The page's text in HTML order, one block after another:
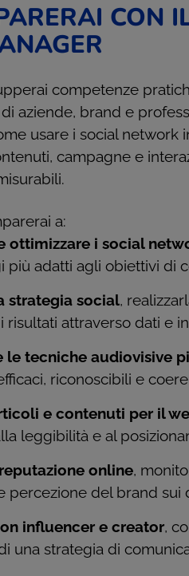
CON
competenze
aziende, brand e
usare i social network
campagne e
a:
ottimizzare i social
più adatti agli obiettivi di
strategia social,
risultati attraverso dati e
le tecniche audiovisive
riconoscibili e
e contenuti per il
leggibilità e al
online,
percezione del brand sui
influencer e creator,
una strategia di